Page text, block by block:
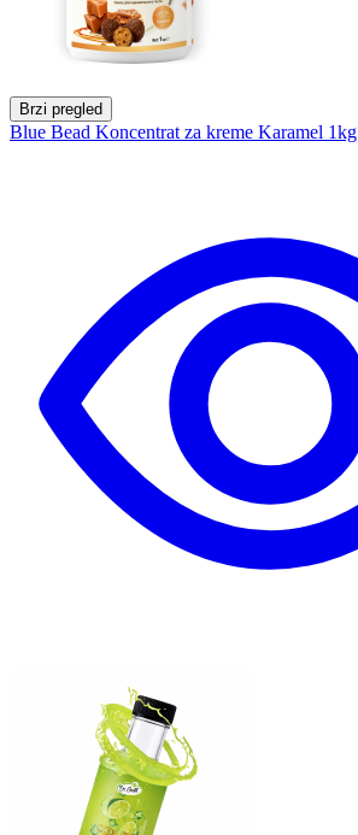
Brzi pregled
Blue Bead Koncentrat za kreme Karamel 1kg